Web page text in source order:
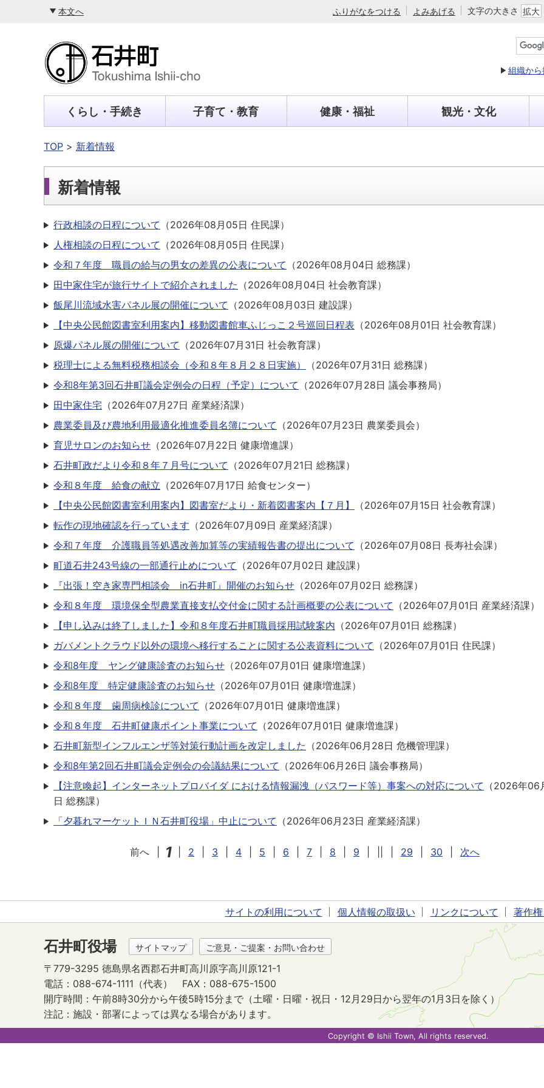
本文へ ふりがなをつける よみあげる 文字の大きさ 拡大
組織か
くらし・手続き 子育て・教育 健康・福祉 観光・文化
TOP 新着情報
新着情報
行政相談の日程について （2026年08月05日 住民課）
人権相談の日程について （2026年08月05日 住民課）
令和７年度 職員の給与の男女の差異の公表について （2026年08月04日 総務課）
田中家住宅が旅行サイトで紹介されました （2026年08月04日 社会教育課）
飯尾川流域水害パネル展の開催について （2026年08月03日 建設課）
【中央公民館図書室利用案内】移動図書館車ふじっこ２号巡回日程表 （2026年08月01日 社会教育課）
原爆パネル展の開催について （2026年07月31日 社会教育課）
税理士による無料税務相談会（令和８年８月２８日実施）
（2026年07月31日 総務課）
令和8年第3回石井町議会定例会の日程（予定）について （2026年07月28日 議会事務局）
田中家住宅 （2026年07月27日 産業経済課）
農業委員及び農地利用最適化推進委員名簿について （2026年07月23日 農業委員会）
育児サロンのお知らせ （2026年07月22日 健康増進課）
石井町政だより令和８年７月号について （2026年07月21日 総務課）
令和８年度 給食の献立 （2026年07月17日 給食センター）
【中央公民館図書室利用案内】図書室だより・新着図書案内【７月】
（2026年07月15日 社会教育課）
転作の現地確認を行っています （2026年07月09日 産業経済課）
令和７年度 介護職員等処遇改善加算等の実績報告書の提出について （2026年07月08日 長寿社会課）
町道石井243号線の一部通行止めについて （2026年07月02日 建設課）
『出張！空き家専門相談会 in石井町』開催のお知らせ （2026年07月02日 総務課）
令和８年度 環境保全型農業直接支払交付金に関する計画概要の公表について （2026年07月01日 産業経済課）
【申し込みは終了しました】令和８年度石井町職員採用試験案内 （2026年07月01日 総務課）
ガバメントクラウド以外の環境へ移行することに関する公表資料について （2026年07月01日 住民課）
令和8年度 ヤング健康診査のお知らせ （2026年07月01日 健康増進課）
令和8年度 特定健康診査のお知らせ （2026年07月01日 健康増進課）
令和８年度 歯周病検診について （2026年07月01日 健康増進課）
令和８年度 石井町健康ポイント事業について （2026年07月01日 健康増進課）
石井町新型インフルエンザ等対策行動計画を改定しました （2026年06月28日 危機管理課）
令和8年第2回石井町議会定例会の会議結果について （2026年06月26日 議会事務局）
【注意喚起】インターネットプロバイダ における情報漏洩（パスワード等）事案への対応について （2026年06
日 総務課）
「夕暮れマーケットＩＮ石井町役場」中止について （2026年06月23日 産業経済課）
前へ 1 2 3 4 5 6 7 8 9 29 30 次へ
サイトの利用について 個人情報の取扱い リンクについて 著作
石井町役場 サイトマップ ご意見・ご提案・お問い合わせ
〒779-3295 徳島県名西郡石井町高川原字高川原121-1
電話：088-674-1111（代表）
FAX：088-675-1500
開庁時間：午前8時30分から午後5時15分まで （土曜・日曜・祝日・12月29日から翌年の1月3日を除く）
注記：施設・部署によっては異なる場合があります。
Copyright © Ishii Town, All rights reserved.